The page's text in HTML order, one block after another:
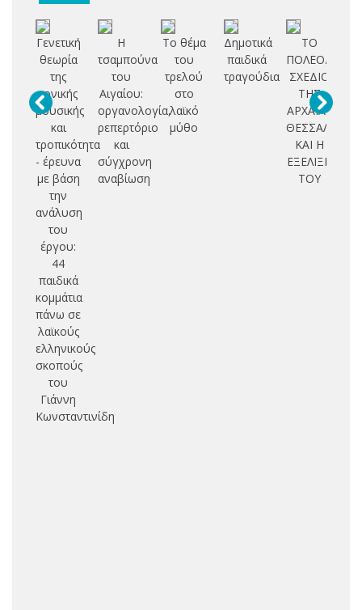
Γενετική
θεωρία
της
τονικής
μουσικής
και
τροπικότητα
- έρευνα
με βάση
την
ανάλυση
του
έργου:
44
παιδικά
κομμάτια
πάνω σε
λαϊκούς
ελληνικούς
σκοπούς
του
Γιάννη
Κωνσταντινίδη
Η
τσαμπούνα
του
Αιγαίου:
οργανολογία,
ρεπερτόριο
και
σύγχρονη
αναβίωση
Το θέμα
του
τρελού
στο
λαϊκό
μύθο
Δημοτικά
παιδικά
τραγούδια
ΤΟ
ΣΧΕΔΙΟ
ΤΗΣ
ΑΡΧΑΙΑΣ
ΚΑΙ Η
ΕΞΕΛΙΞΗ
ΤΟΥ